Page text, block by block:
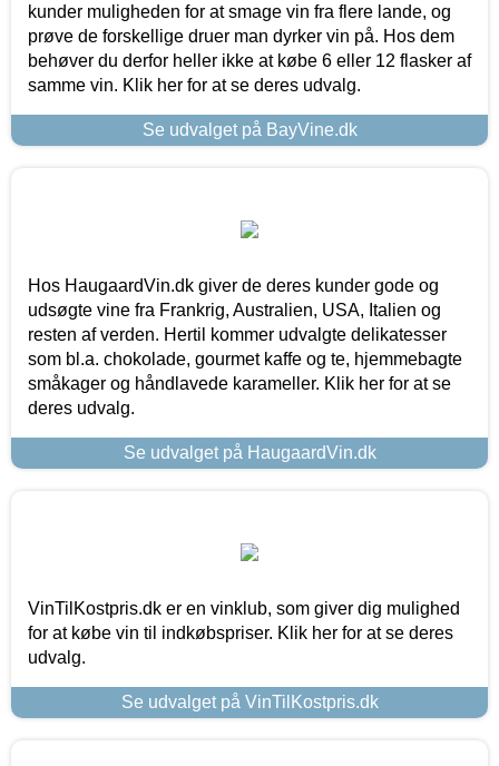
kunder muligheden for at smage vin fra flere lande, og
prøve de forskellige druer man dyrker vin på. Hos dem
behøver du derfor heller ikke at købe 6 eller 12 flasker af
samme vin. Klik her for at se deres udvalg.
Se udvalget på BayVine.dk
Hos HaugaardVin.dk giver de deres kunder gode og
udsøgte vine fra Frankrig, Australien, USA, Italien og
resten af verden. Hertil kommer udvalgte delikatesser
som bl.a. chokolade, gourmet kaffe og te, hjemmebagte
småkager og håndlavede karameller. Klik her for at se
deres udvalg.
Se udvalget på HaugaardVin.dk
VinTilKostpris.dk er en vinklub, som giver dig mulighed
for at købe vin til indkøbspriser. Klik her for at se deres
udvalg.
Se udvalget på VinTilKostpris.dk